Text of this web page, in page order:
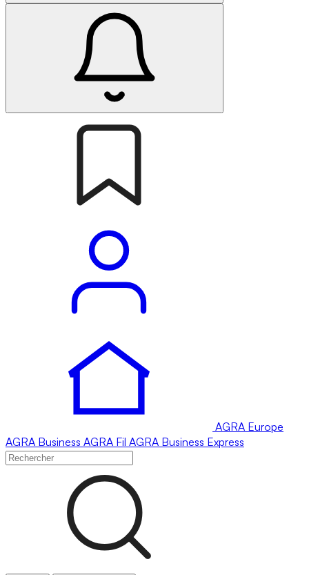
AGRA Europe
AGRA Business AGRA Fil AGRA Business Express